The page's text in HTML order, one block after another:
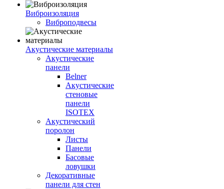
Виброизоляция
Виброподвесы
Акустические материалы
Акустические
панели
Belner
Акустические
стеновые
панели
ISOTEX
Акустический
поролон
Листы
Панели
Басовые
ловушки
Декоративные
панели для стен